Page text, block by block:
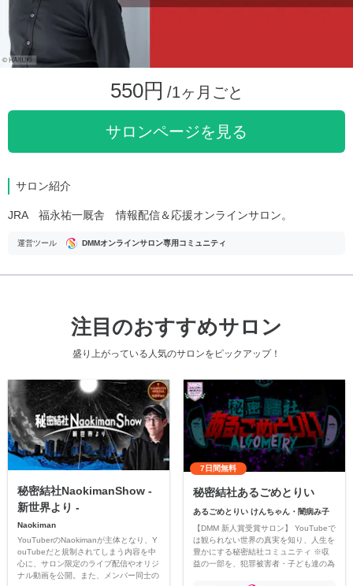
550円 /1ヶ月ごと
サロンページを見る
サロン紹介
JRA 福永祐一厩舎 情報配信＆応援オンラインサロン。
運営ツール DMMオンラインサロン専用コミュニティ
注目のおすすめサロン
盛り上がっている人気のサロンをピックアップ！
秘密結社NaokimanShow -
新世界より -
Naokiman
YouTuberのNaokimanが主体となり、Y
ouTubeだと規制されてしまう内容を中
心に、サロン限定のライブ配信やオリジ
ナル動画を公開。また、メンバー同士の
7日間無料
秘密結社あるごめとりい
あるごめとりい けんちゃん・闇病み子
【DMM 新人賞受賞サロン】 YouTubeで
は観られない世界の真実を知り、人生を
豊かにする秘密結社コミュニティ ※収
益の一部を、犯罪被害者・子ども達の為